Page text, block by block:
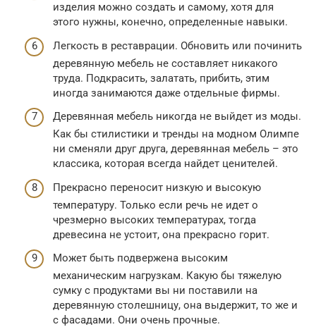
изделия можно создать и самому, хотя для
этого нужны, конечно, определенные навыки.
Легкость в реставрации. Обновить или починить
деревянную мебель не составляет никакого
труда. Подкрасить, залатать, прибить, этим
иногда занимаются даже отдельные фирмы.
Деревянная мебель никогда не выйдет из моды.
Как бы стилистики и тренды на модном Олимпе
ни сменяли друг друга, деревянная мебель – это
классика, которая всегда найдет ценителей.
Прекрасно переносит низкую и высокую
температуру. Только если речь не идет о
чрезмерно высоких температурах, тогда
древесина не устоит, она прекрасно горит.
Может быть подвержена высоким
механическим нагрузкам. Какую бы тяжелую
сумку с продуктами вы ни поставили на
деревянную столешницу, она выдержит, то же и
с фасадами. Они очень прочные.